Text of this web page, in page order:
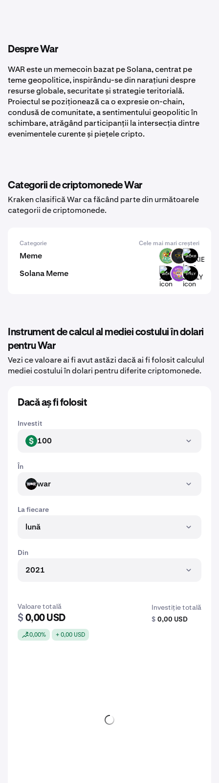
Despre War
WAR este un memecoin bazat pe Solana, centrat pe
teme geopolitice, inspirându-se din narațiuni despre
resurse globale, securitate și strategie teritorială.
Proiectul se poziționează ca o expresie on-chain,
condusă de comunitate, a sentimentului geopolitic în
schimbare, atrăgând participanții la intersecția dintre
evenimentele curente și piețele cripto.
Categorii de criptomonede War
Kraken clasifică War ca făcând parte din următoarele
categorii de criptomonede.
Categorie Cele mai mari creșteri
Meme PODGE CATA JACKIE
Solana Meme JACKIE WYNN $TILLY
Instrument de calcul al mediei costului în dolari
pentru War
Vezi ce valoare ai fi avut astăzi dacă ai fi folosit calculul
mediei costului în dolari pentru diferite criptomonede.
Dacă aș fi folosit
Investit
USD 100
În
WAR war
La fiecare
lună
Din
2021
Valoare totală
$ 0,00 USD
0,00% + 0,00 USD
Investiție totală
$ 0,00 USD